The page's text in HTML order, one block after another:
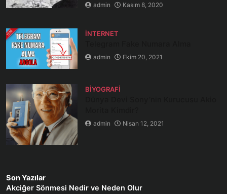
admin Kasım 8, 2020
İNTERNET
admin Ekim 20, 2021
BIYOGRAFI
admin Nisan 12, 2021
Son Yazılar
Akciğer Sönmesi Nedir ve Neden Olur